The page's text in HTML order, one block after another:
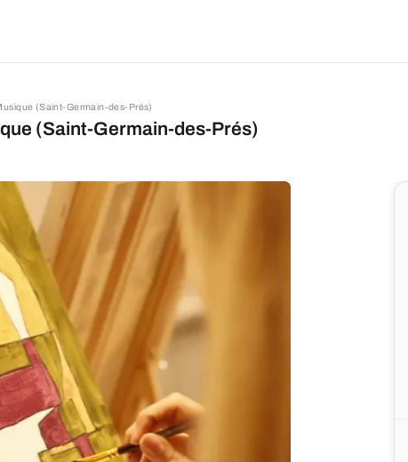
(Saint-Germain-des-Prés)
(Saint-Germain-des-Prés)